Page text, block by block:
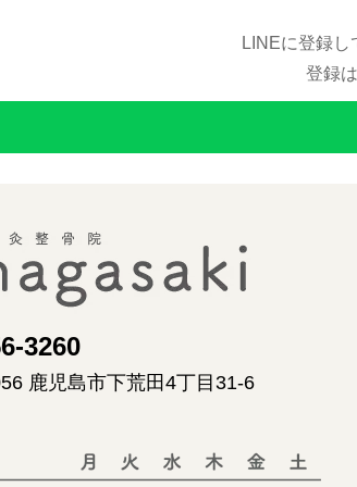
LINEに登録
登録
3260
鹿児島市下荒田4丁目31-6